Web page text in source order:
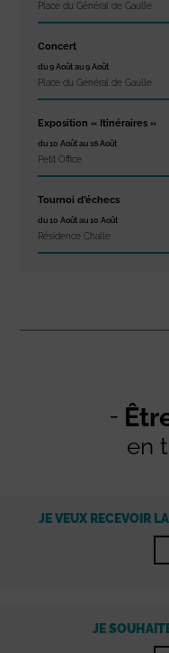
Place du Général de Gaulle
Concert
du 9 Août au 9 Août
Place du Général de Gaulle
Exposition « Itinéraires »
du 10 Août au 16 Août
Petit Office
Tournoi d’échecs
du 10 Août au 10 Août
Résidence Challe
en
JE VEUX RECEVOIR
JE